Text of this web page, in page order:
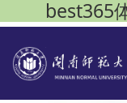
best365